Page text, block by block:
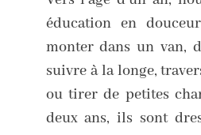
éducation en
monter dans un van,
suivre à la longe,
ou tirer de petites
deux ans, ils sont